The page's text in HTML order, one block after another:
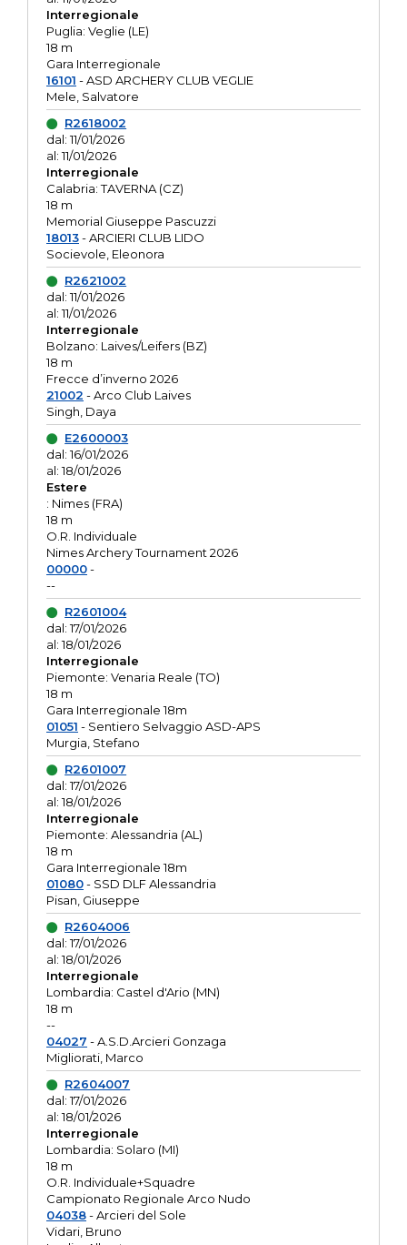
Interregionale
Puglia: Veglie (LE)
18 m
Gara Interregionale
16101 - ASD ARCHERY CLUB VEGLIE
Mele, Salvatore
R2618002
dal: 11/01/2026
al: 11/01/2026
Interregionale
Calabria: TAVERNA (CZ)
18 m
Memorial Giuseppe Pascuzzi
18013- ARCIERI CLUB LIDO
Socievole, Eleonora
R2621002
dal: 11/01/2026
al: 11/01/2026
Interregionale
Bolzano: Laives/Leifers (BZ)
18 m
Frecce d’inverno 2026
21002 - Arco Club Laives
Singh, Daya
E2600003
dal: 16/01/2026
al: 18/01/2026
Estere
: Nimes (FRA)
18 m
O.R. Individuale
Nimes Archery Tournament 2026
00000-
--
R2601004
dal: 17/01/2026
al: 18/01/2026
Interregionale
Piemonte: Venaria Reale (TO)
18 m
Gara Interregionale 18m
01051 - Sentiero Selvaggio ASD-APS
Murgia, Stefano
R2601007
dal: 17/01/2026
al: 18/01/2026
Interregionale
Piemonte: Alessandria (AL)
18 m
Gara Interregionale 18m
01080- SSD DLF Alessandria
Pisan, Giuseppe
R2604006
dal: 17/01/2026
al: 18/01/2026
Interregionale
Lombardia: Castel d'Ario (MN)
18 m
--
04027 - A.S.D.Arcieri Gonzaga
Migliorati, Marco
R2604007
dal: 17/01/2026
al: 18/01/2026
Interregionale
Lombardia: Solaro (MI)
18 m
O.R. Individuale+Squadre
Campionato Regionale Arco Nudo
04038- Arcieri del Sole
Vidari, Bruno